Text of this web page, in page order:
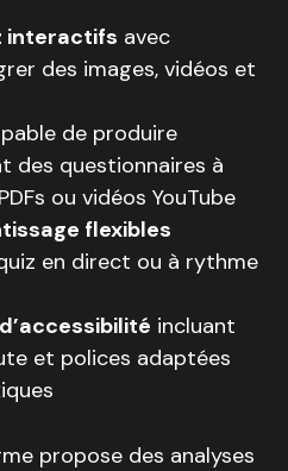
interactifs avec
des images, vidéos et
de produire
des questionnaires à
ou vidéos YouTube
flexibles
en direct ou à rythme
incluant
et polices adaptées
propose des analyses